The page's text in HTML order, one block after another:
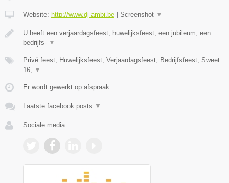
Website: http://www.dj-ambi.be Screenshot ▼
U heeft een verjaardagsfeest, huwelijksfeest, een jubileum, een
bedrijfs- ▼
Privé feest, Huwelijksfeest, Verjaardagsfeest, Bedrijfsfeest, Sweet
16,
▼
Er wordt gewerkt op afspraak.
Laatste facebook posts ▼
Sociale media: